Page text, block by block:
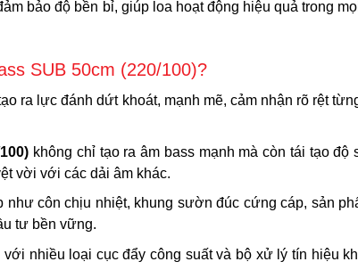
bảo độ bền bỉ, giúp loa hoạt động hiệu quả trong
SUB 50cm (220/100)?
ra lực đánh dứt khoát, mạnh mẽ, cảm nhận rõ rệt
không chỉ tạo ra âm bass mạnh mà còn tái tạo
vời với các dải âm khác.
như côn chịu nhiệt, khung sườn đúc cứng cáp, sản
tư bền vững.
nhiều loại cục đẩy công suất và bộ xử lý tín hiệu